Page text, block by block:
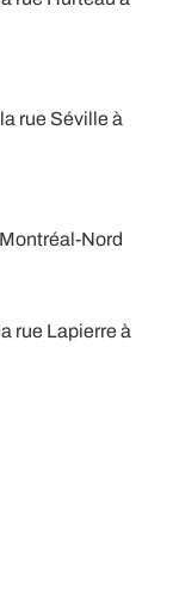
rue Séville à
Nord
rue Lapierre à